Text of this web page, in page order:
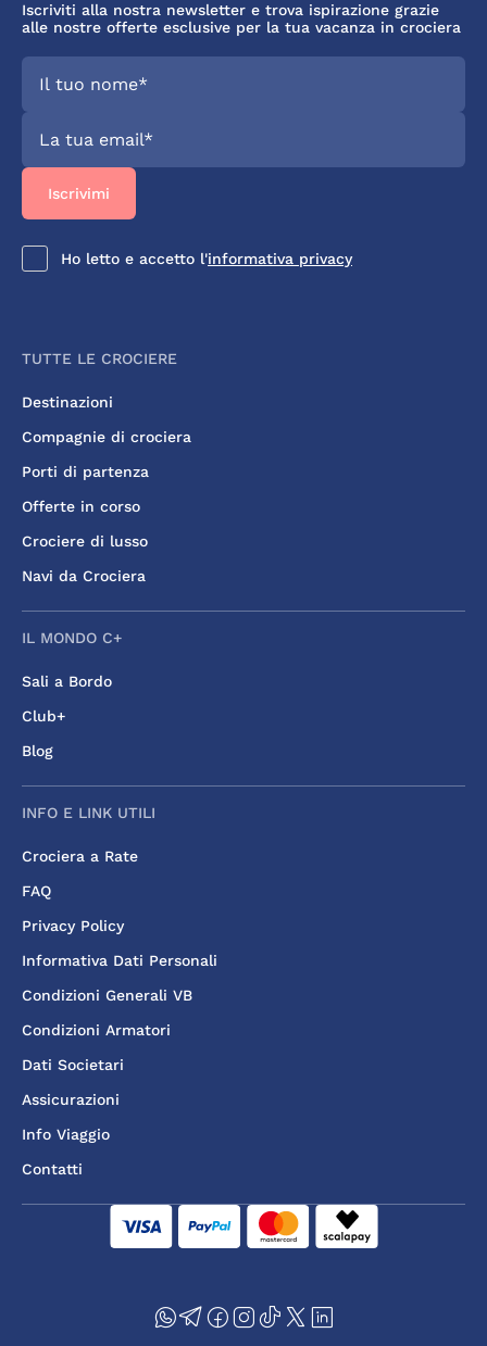
Iscriviti alla nostra newsletter e trova ispirazione grazie
alle nostre offerte esclusive per la tua vacanza in crociera
Ho letto e accetto l'informativa privacy
TUTTE LE CROCIERE
Destinazioni
Compagnie di crociera
Porti di partenza
Offerte in corso
Crociere di lusso
Navi da Crociera
IL MONDO C+
Sali a Bordo
Club+
Blog
INFO E LINK UTILI
Crociera a Rate
FAQ
Privacy Policy
Informativa Dati Personali
Condizioni Generali VB
Condizioni Armatori
Dati Societari
Assicurazioni
Info Viaggio
Contatti